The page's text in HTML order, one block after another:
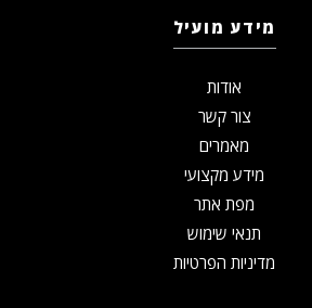
מידע מועיל
אודות
צור קשר
מאמרים
מידע מקצועי
מפת אתר
תנאי שימוש
מדיניות הפרטיות